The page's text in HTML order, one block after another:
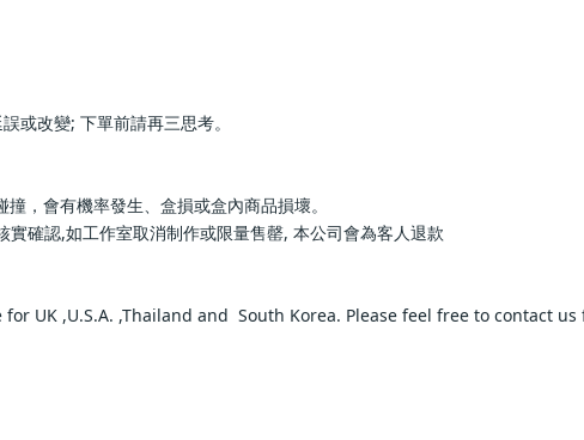
有所延誤或改變; 下單前請再三思考。
會有碰撞，會有機率發生、盒損或盒內商品損壞。
員核實確認,如工作室取消制作或限量售罄, 本公司會為客人退款
for UK ,U.S.A. ,Thailand and  South Korea. Please feel free